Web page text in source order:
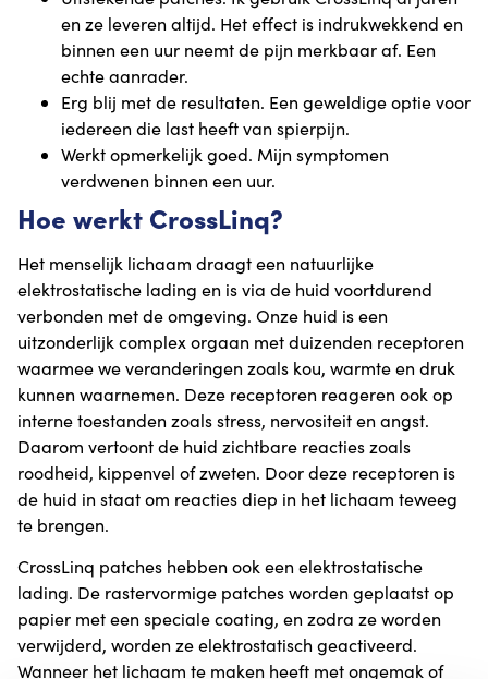
en ze leveren altijd. Het effect is indrukwekkend en
binnen een uur neemt de pijn merkbaar af. Een
echte aanrader.
Erg blij met de resultaten. Een geweldige optie voor
iedereen die last heeft van spierpijn.
Werkt opmerkelijk goed. Mijn symptomen
verdwenen binnen een uur.
Hoe werkt CrossLinq?
Het menselijk lichaam draagt een natuurlijke
elektrostatische lading en is via de huid voortdurend
verbonden met de omgeving. Onze huid is een
uitzonderlijk complex orgaan met duizenden receptoren
waarmee we veranderingen zoals kou, warmte en druk
kunnen waarnemen. Deze receptoren reageren ook op
interne toestanden zoals stress, nervositeit en angst.
Daarom vertoont de huid zichtbare reacties zoals
roodheid, kippenvel of zweten. Door deze receptoren is
de huid in staat om reacties diep in het lichaam teweeg
te brengen.
CrossLinq patches hebben ook een elektrostatische
lading. De rastervormige patches worden geplaatst op
papier met een speciale coating, en zodra ze worden
verwijderd, worden ze elektrostatisch geactiveerd.
Wanneer het lichaam te maken heeft met ongemak of